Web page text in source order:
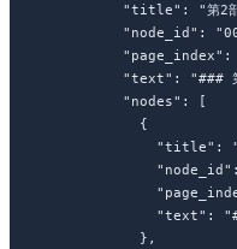
          "title"
: "第2
          "node_id"
:
          "page_index"
:
          "text"
: "###
          "nodes"
: [
            {
              "title"
:
              "node_id"
              "text"
:
            },